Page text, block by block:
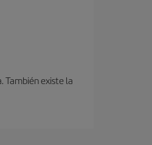
También existe la